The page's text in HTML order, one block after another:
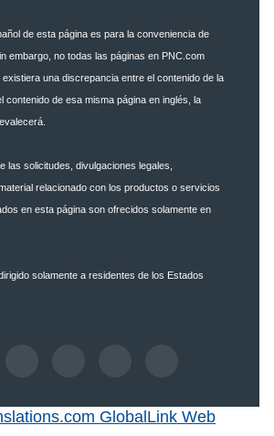
de esta página es para la conveniencia de
embargo, no todas las páginas en PNC.com
una discrepancia entre el contenido de la
contenido de esa misma página en inglés, la
las solicitudes, divulgaciones legales,
relacionado con los productos o servicios
en esta página son ofrecidos solamente en
solamente a residentes de los Estados